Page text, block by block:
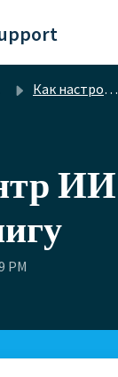
Как настроить
PM